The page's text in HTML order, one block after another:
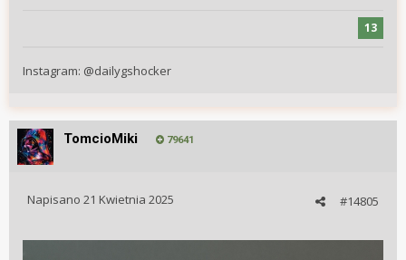
13
Instagram: @dailygshocker
TomcioMiki 79641
#14805
Napisano 21 Kwietnia 2025